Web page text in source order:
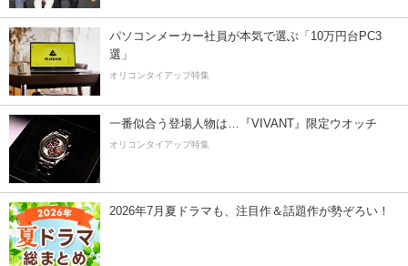
パソコンメーカー社員が本気で選ぶ「10万円台PC3
選」
オリコンタイアップ特集
一番似合う登場人物は…『VIVANT』限定ウオッチ
オリコンタイアップ特集
2026年7月夏ドラマも、注目作＆話題作が勢ぞろい！